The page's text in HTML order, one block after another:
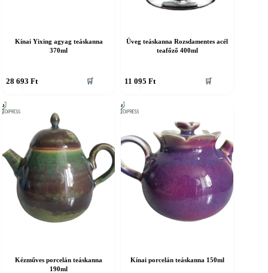
Kínai Yixing agyag teáskanna
370ml
28 693 Ft 🛒
Üveg teáskanna Rozsdamentes acél
teafőző 400ml
11 095Ft 🛒
Kézműves porcelán teáskanna
190ml
Kínai porcelán teáskanna 150ml